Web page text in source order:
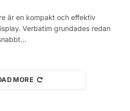
är en kompakt och effektiv
Verbatim grundades redan
MORE